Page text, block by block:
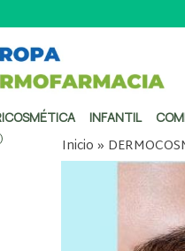
INFANTIL
Inicio »